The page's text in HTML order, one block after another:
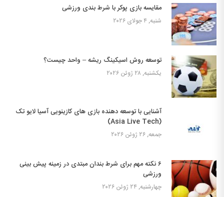
مقایسه بازی پوکر با شرط بندی ورزشی
شنبه, ۴ جولای ۲۰۲۶
توسعه روش اسیکینگ ریشه – واحد چیست؟
یکشنبه, ۲۸ ژوئن ۲۰۲۶
آشنایی با توسعه دهنده بازی های کازینویی آسیا لایو تک
(Asia Live Tech)
جمعه, ۲۶ ژوئن ۲۰۲۶
۶ نکته مهم برای شرط بندان مبتدی در زمینه پیش بینی
ورزشی
چهارشنبه, ۲۴ ژوئن ۲۰۲۶